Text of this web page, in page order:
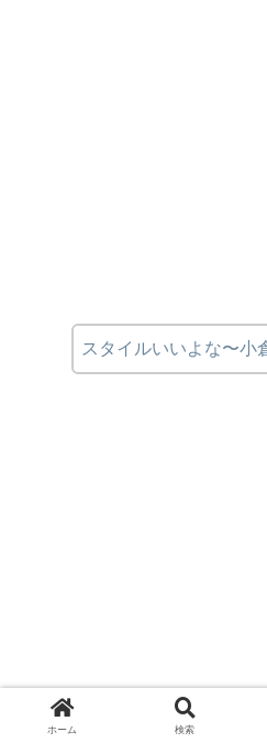
スタイルいいよな〜小
ホーム 検索